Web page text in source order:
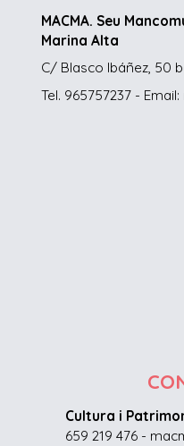
MACMA. Seu
Marina Alta
C/ Blasco Ibáñez, 50
Tel. 965757237 -
Cultura i
659 219 476 -